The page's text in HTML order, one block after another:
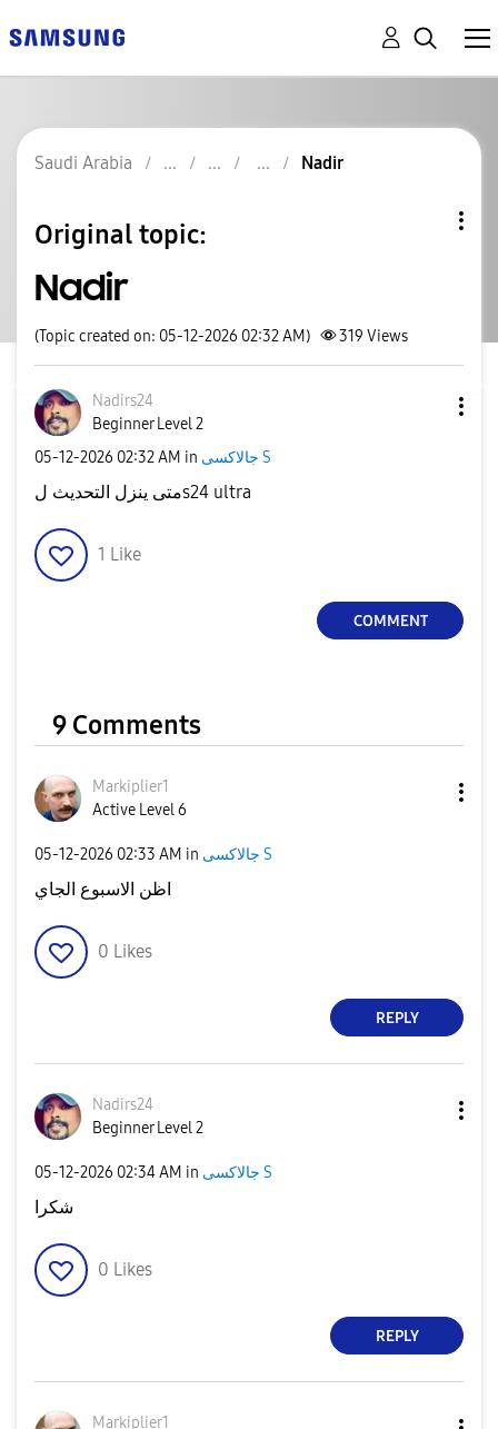
Saudi Arabia Nadir
Original topic:
Nadir
(Topic created on: 05-12-2026 02:32 AM) 319 Views
Nadirs24
Beginner Level 2
‎05-12-2026 02:32 AM in جالاكسى S
متى ينزل التحديث لs24 ultra
1 Like
COMMENT
9 Comments
Markiplier1
Active Level 6
‎05-12-2026 02:33 AM in جالاكسى S
اظن الاسبوع الجاي
0 Likes
REPLY
Nadirs24
Beginner Level 2
‎05-12-2026 02:34 AM in جالاكسى S
شكرا
0 Likes
REPLY
Markiplier1